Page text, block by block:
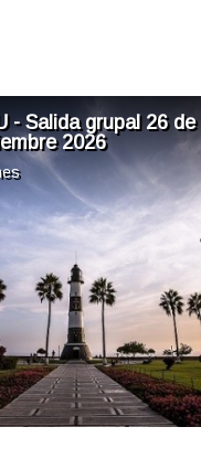
Boreales: Salida
23 de Enero 2027
Buenos Aires